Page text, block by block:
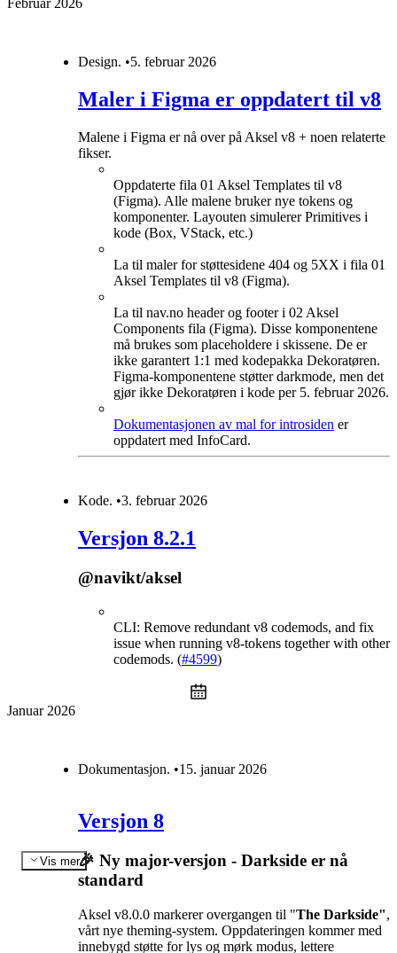
Februar 2026
Design. •5. februar 2026
Maler i Figma er oppdatert til v8
Malene i Figma er nå over på Aksel v8 + noen relaterte
fikser.
Oppdaterte fila 01 Aksel Templates til v8
(Figma). Alle malene bruker nye tokens og
komponenter. Layouten simulerer Primitives i
kode (Box, VStack, etc.)
La til maler for støttesidene 404 og 5XX i fila 01
Aksel Templates til v8 (Figma).
La til nav.no header og footer i 02 Aksel
Components fila (Figma). Disse komponentene
må brukes som placeholdere i skissene. De er
ikke garantert 1:1 med kodepakka Dekoratøren.
Figma-komponentene støtter darkmode, men det
gjør ikke Dekoratøren i kode per 5. februar 2026.
Dokumentasjonen av mal for introsiden er
oppdatert med InfoCard.
Kode. •3. februar 2026
Versjon 8.2.1
@navikt/aksel
CLI: Remove redundant v8 codemods, and fix
issue when running v8-tokens together with other
codemods. (#4599)
Januar 2026
Dokumentasjon. •15. januar 2026
Versjon 8
Vis mer🎉 Ny major-versjon - Darkside er nå
standard
Aksel v8.0.0 markerer overgangen til "The Darkside",
vårt nye theming-system. Oppdateringen kommer med
innebygd støtte for lys og mørk modus, lettere